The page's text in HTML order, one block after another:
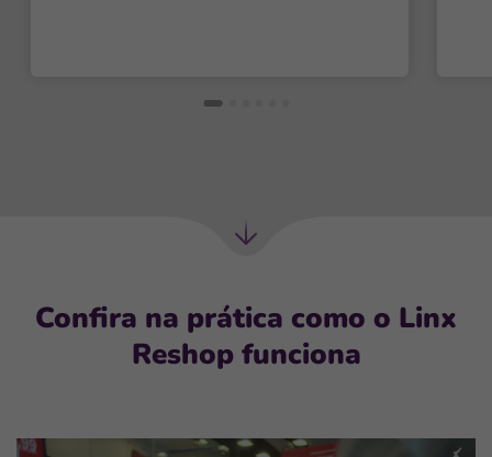
Confira na prática como o Linx
Reshop funciona